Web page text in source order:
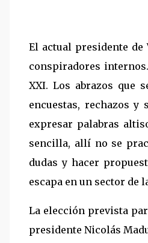
El actual presidente de
conspiradores
XXI. Los abrazos que
encuestas, rechazos y
expresar palabras
sencilla, allí no se
dudas y hacer
escapa en un sector de
La elección prevista
presidente Nicolás